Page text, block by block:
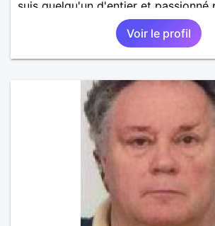
suis quelqu'un d'entier et passionné
fais. Je suis propriétaire d'une belle
pédagogique avec plein d'animaux.
compris, ma passion, c'est la nature
animaux, les arbres, le jardinage, la
idéal pour une maman avec de
quelqu'un de proche de la nature. Je
même beaucoup de temps pour des
un beau voyage tous les ans à
découvrir les paysages et cultures
d'ailleurs les langues étrangères sont
passion. J'ai 2 grands enfants déjà
Pour le reste, je vous laisse
Voir le profil